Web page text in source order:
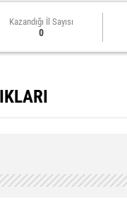
Kazandığı İl Sayısı
0